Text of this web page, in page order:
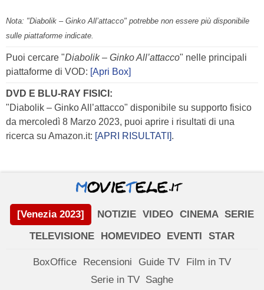
Nota: "Diabolik – Ginko All’attacco" potrebbe non essere più disponibile
sulle piattaforme indicate.
Puoi cercare "Diabolik – Ginko All’attacco" nelle principali
piattaforme di VOD: [Apri Box]
DVD E BLU-RAY FISICI:
"Diabolik – Ginko All’attacco" disponibile su supporto fisico
da mercoledì 8 Marzo 2023, puoi aprire i risultati di una
ricerca su Amazon.it: [APRI RISULTATI].
[Venezia 2023] NOTIZIE VIDEO CINEMA SERIE
TELEVISIONE
HOMEVIDEO EVENTI STAR
BoxOffice Recensioni Guide TV
Film in TV
Serie in TV Saghe